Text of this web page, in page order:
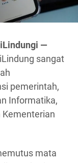
—
sangat
pemerintah,
Informatika,
Kementerian
mata